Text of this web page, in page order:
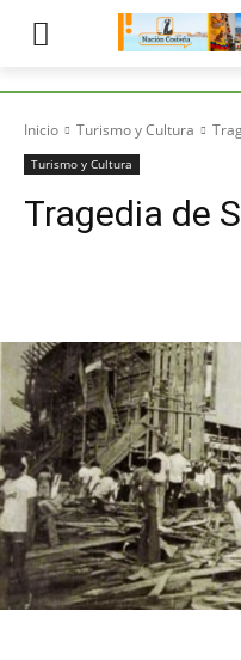
Inicio Turismo y Cultura
Turismo y Cultura
Tragedia de